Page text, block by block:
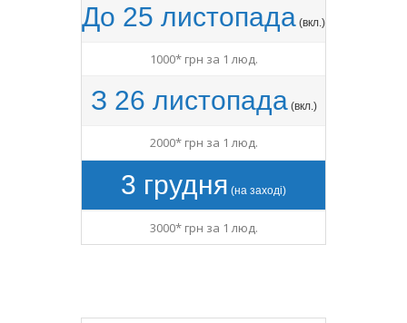
До 25 листопада (вкл.)
1000* грн за 1 люд.
З 26 листопада(вкл.)
2000* грн за 1 люд.
3 грудня (на заході)
3000* грн за 1 люд.